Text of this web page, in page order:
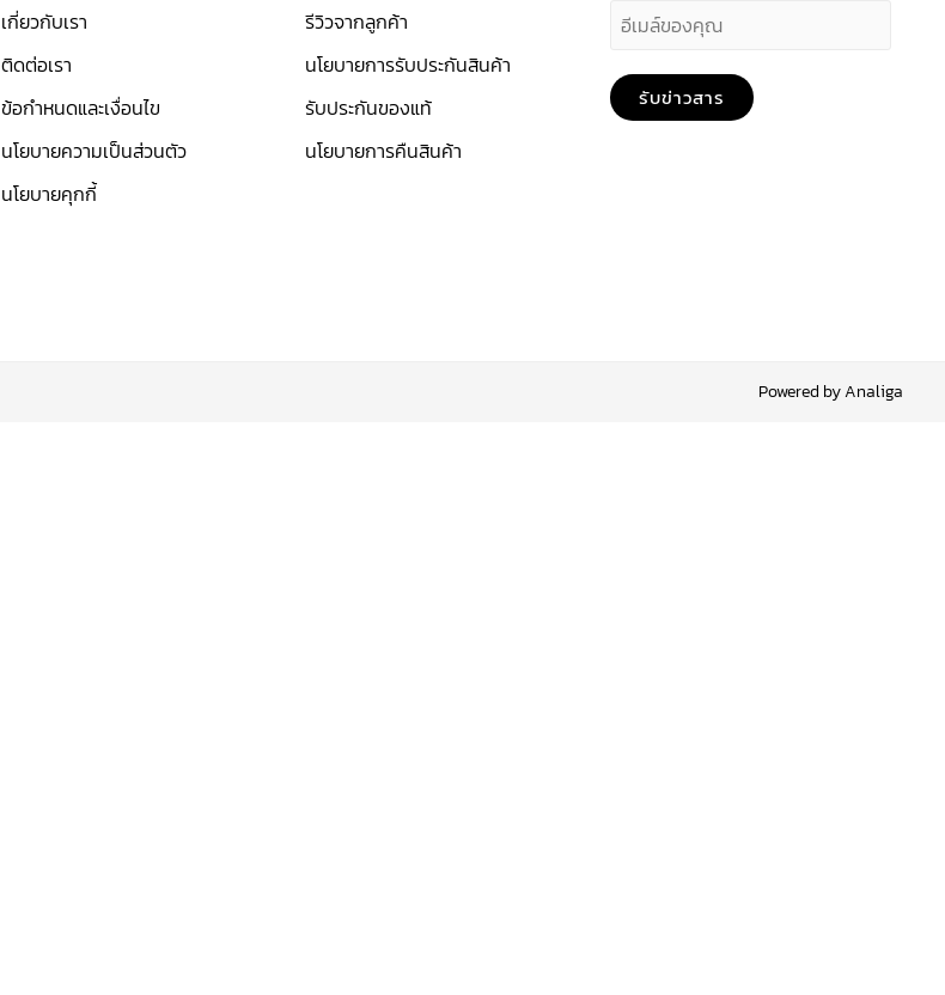
เกี่ยวกับเรา
ติดต่อเรา
ข้อกำหนดและเงื่อนไข
นโยบายความเป็นส่วนตัว
นโยบายคุกกี้
รีวิวจากลูกค้า
นโยบายการรับประกันสินค้า
รับประกันของแท้
นโยบายการคืนสินค้า
a
i
รับข่าวสาร
Powered by Analiga